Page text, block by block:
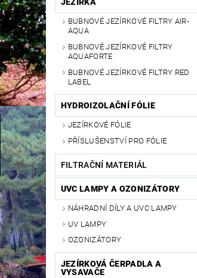
BUBNOVÉ JEZÍRKOVÉ FILTRY AIR-
AQUA
BUBNOVÉ JEZÍRKOVÉ FILTRY
AQUAFORTE
BUBNOVÉ JEZÍRKOVÉ FILTRY RED
LABEL
HYDROIZOLAČNÍ FÓLIE
JEZÍRKOVÉ FÓLIE
PŘÍSLUŠENSTVÍ PRO FÓLIE
FILTRAČNÍ MATERIÁL
UVC LAMPY A OZONIZÁTORY
NÁHRADNÍ DÍLY A UVC LAMPY
UV LAMPY
OZONIZÁTORY
JEZÍRKOVÁ ČERPADLA A
VYSAVAČE